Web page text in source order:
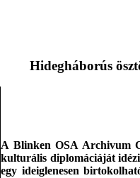
Hidegháborús
A Blinken OSA Archivum
kulturális diplomáciáját
egy ideiglenesen